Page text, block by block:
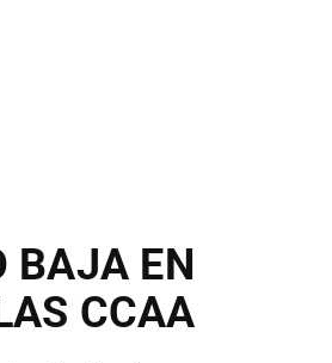
BAJA EN
CCAA